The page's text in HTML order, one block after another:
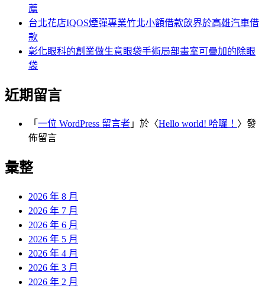
薦
台北花店IQOS煙彈專業竹北小額借款飲界於高雄汽車借
款
彰化眼科的創業做生意眼袋手術局部畫室可疊加的除眼
袋
近期留言
「 一位 WordPress 留言者 」於〈Hello world! 哈囉！ 〉發
佈留言
彙整
2026 年 8 月
2026 年 7 月
2026 年 6 月
2026 年 5 月
2026 年 4 月
2026 年 3 月
2026 年 2 月